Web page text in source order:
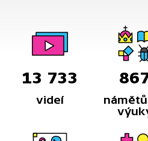
13 733
videí